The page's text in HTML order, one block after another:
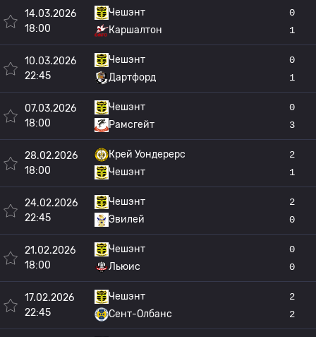
14.03.2026
18:00
Чешэнт
Каршалтон
0
1
10.03.2026
22:45
Чешэнт
Дартфорд
0
1
07.03.2026
18:00
Чешэнт
Рамсгейт
0
3
28.02.2026
18:00
Крей Уондерерс
Чешэнт
2
1
24.02.2026
22:45
Чешэнт
Эвилей
2
0
21.02.2026
18:00
Чешэнт
Льюис
0
0
17.02.2026
22:45
Чешэнт
Сент-Олбанс
2
2